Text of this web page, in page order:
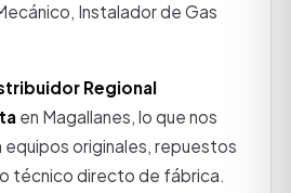
Instalador de Gas
Regional
en Magallanes, lo que nos
originales, repuestos
técnico directo de fábrica.